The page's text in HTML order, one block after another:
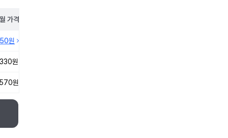
가격
원
원
원